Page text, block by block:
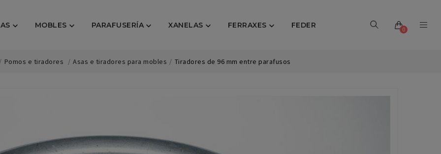
 MOBLES  PARAFUSERÍA XANELAS  FERRAXES  FEDER 0
Pomos e tiradores Asas e tiradores para mobles Tiradores de 96 mm entre parafusos